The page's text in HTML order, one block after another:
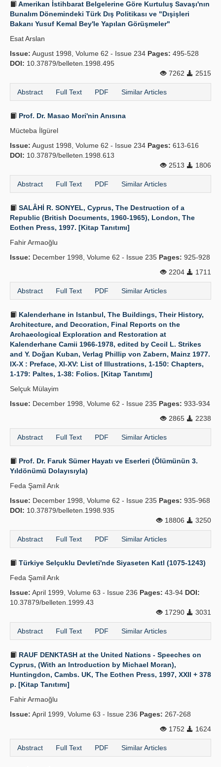
Amerikan İstihbarat Belgelerine Göre Kurtuluş Savaşı'nın
Bunalım Dönemindeki Türk Dış Politikası ve "Dışişleri
Bakanı Yusuf Kemal Bey'le Yapılan Görüşmeler"
Esat Arslan
Issue: August 1998, Volume 62 - Issue 234 Pages: 495-528
DOI: 10.37879/belleten.1998.495
7262
2515
Abstract Full Text PDF Similar Articles
Prof. Dr. Masao Mori'nin Anısına
Mücteba İlgürel
Issue: August 1998, Volume 62 - Issue 234 Pages: 613-616
DOI: 10.37879/belleten.1998.613
2513
1806
Abstract Full Text PDF Similar Articles
SALÂHİ R. SONYEL, Cyprus, The Destruction of a
Republic (British Documents, 1960-1965), London, The
Eothen Press, 1997. [Kitap Tanıtımı]
Fahir Armaoğlu
Issue: December 1998, Volume 62 - Issue 235 Pages: 925-928
2204
1711
Abstract Full Text PDF Similar Articles
Kalenderhane in Istanbul, The Buildings, Their History,
Architecture, and Decoration, Final Reports on the
Archaeological Exploration and Restoration at
Kalenderhane Camii 1966-1978, edited by Cecil L. Strikes
and Y. Doğan Kuban, Verlag Phillip von Zabern, Mainz 1977.
IX-X : Preface, XI-XV: List of Illustrations, 1-150: Chapters,
1-179: Paltes, 1-38: Folios. [Kitap Tanıtımı]
Selçuk Mülayim
Issue: December 1998, Volume 62 - Issue 235 Pages: 933-934
2865
2238
Abstract Full Text PDF Similar Articles
Prof. Dr. Faruk Sümer Hayatı ve Eserleri (Ölümünün 3.
Yıldönümü Dolayısıyla)
Feda Şamil Arık
Issue: December 1998, Volume 62 - Issue 235 Pages: 935-968
DOI: 10.37879/belleten.1998.935
18806
3250
Abstract Full Text PDF Similar Articles
Türkiye Selçuklu Devleti'nde Siyaseten Katl (1075-1243)
Feda Şamil Arık
Issue: April 1999, Volume 63 - Issue 236 Pages: 43-94 DOI:
10.37879/belleten.1999.43
17290
3031
Abstract Full Text PDF Similar Articles
RAUF DENKTASH at the United Nations - Speeches on
Cyprus, (With an Introduction by Michael Moran),
Huntingdon, Cambs. UK, The Eothen Press, 1997, XXII + 378
p. [Kitap Tanıtımı]
Fahir Armaoğlu
Issue: April 1999, Volume 63 - Issue 236 Pages: 267-268
1752
1624
Abstract Full Text PDF Similar Articles